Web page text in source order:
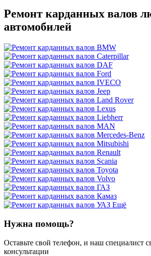
Ремонт карданных валов
автомобилей
Ещё
Нужна помощь?
Оставьте свой телефон, и наш специалист
консультации